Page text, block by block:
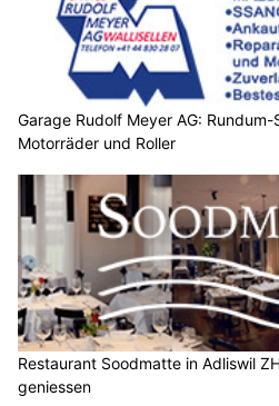
Garage Rudolf Meyer AG:
Motorräder und Roller
Restaurant Soodmatte in Adliswil
geniessen